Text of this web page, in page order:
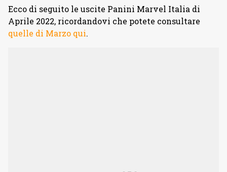
Ecco di seguito le uscite Panini Marvel Italia di
Aprile 2022, ricordandovi che potete consultare
quelle di Marzo qui.